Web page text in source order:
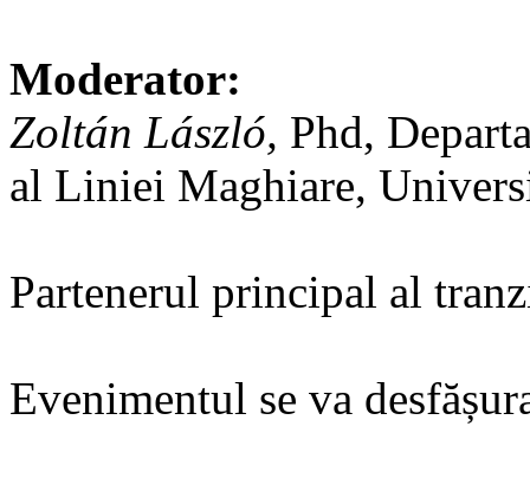
Moderator:
Zoltán László, Phd,
al Liniei Maghiare,
Partenerul principal al
Evenimentul se va